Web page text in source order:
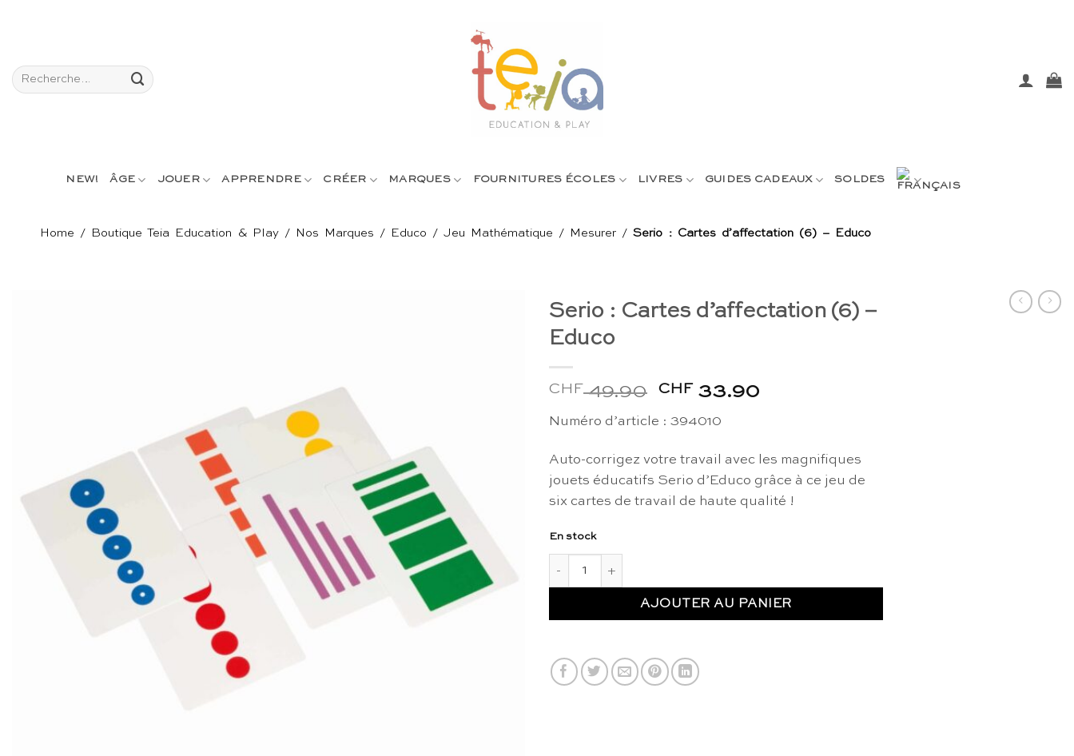
Recherche
pour :
NEW! ÂGE JOUER APPRENDRE CRÉER MARQUES FOURNITURES ÉCOLES LIVRES GUIDES CADEAUX SOLDES
Home / Boutique Teia Education & Play / Nos Marques / Educo / Jeu Mathématique / Mesurer / Serio : Cartes d’affectation (6) – Educo
Serio : Cartes d’affectation (6) –
Educo
CHF49.90 Le
initial
était :
CHF 49.90.
CHF 33.90Le
est :
CHF 33.90.
Numéro d’article : 394010
Auto-corrigez votre travail avec les magnifiques
jouets éducatifs Serio d’Educo grâce à ce jeu de
six cartes de travail de haute qualité !
En stock
AJOUTER AU PANIER